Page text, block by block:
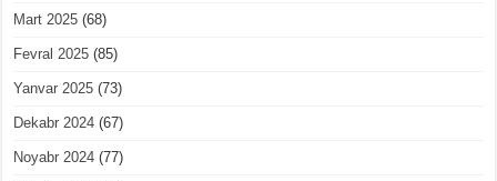
Mart 2025 (68)
Fevral 2025 (85)
Yanvar 2025 (73)
Dekabr 2024 (67)
Noyabr 2024 (77)